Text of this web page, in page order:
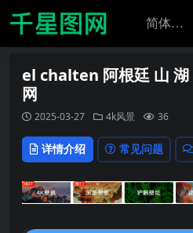
el chalten 阿根廷 山 湖
网
2025-03-27 4k风景 36
详情介绍 常见问题